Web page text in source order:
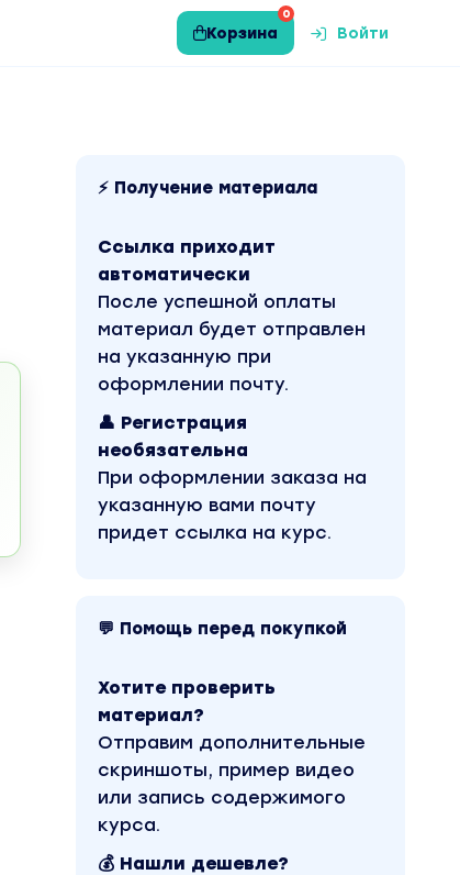
0
Корзина Войти
⚡ Получение материала
Ссылка приходит
автоматически
После успешной оплаты
материал будет отправлен
на указанную при
оформлении почту.
👤 Регистрация
необязательна
При оформлении заказа на
указанную вами почту
придет ссылка на курс.
💬 Помощь перед покупкой
Хотите проверить
материал?
Отправим дополнительные
скриншоты, пример видео
или запись содержимого
курса.
💰 Нашли дешевле?